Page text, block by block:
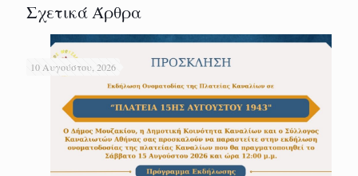
Σχετικά Άρθρα
10 Αυγούστου, 2026